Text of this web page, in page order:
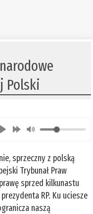
Polski
sprzeczny z polską
Trybunał Praw
sprzed kilkunastu
RP. Ku uciesze
naszą